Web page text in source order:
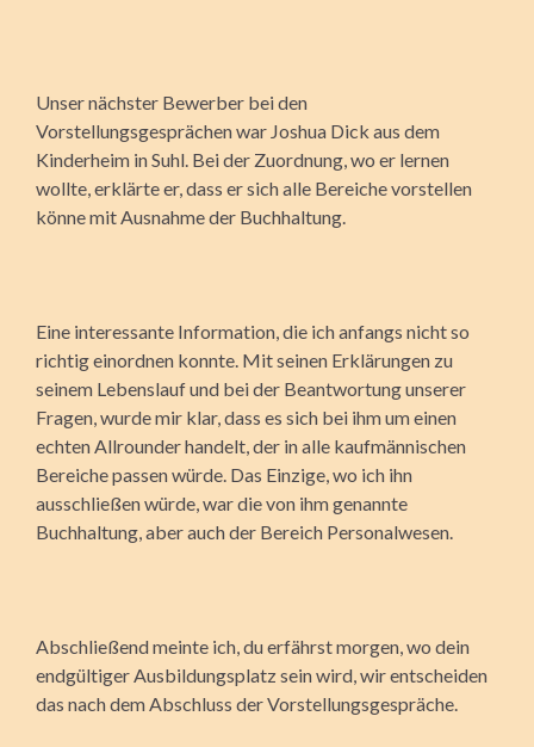
Unser nächster Bewerber bei den
Vorstellungsgesprächen war Joshua Dick aus dem
Kinderheim in Suhl. Bei der Zuordnung, wo er lernen
wollte, erklärte er, dass er sich alle Bereiche vorstellen
könne mit Ausnahme der Buchhaltung.
Eine interessante Information, die ich anfangs nicht so
richtig einordnen konnte. Mit seinen Erklärungen zu
seinem Lebenslauf und bei der Beantwortung unserer
Fragen, wurde mir klar, dass es sich bei ihm um einen
echten Allrounder handelt, der in alle kaufmännischen
Bereiche passen würde. Das Einzige, wo ich ihn
ausschließen würde, war die von ihm genannte
Buchhaltung, aber auch der Bereich Personalwesen.
Abschließend meinte ich, du erfährst morgen, wo dein
endgültiger Ausbildungsplatz sein wird, wir entscheiden
das nach dem Abschluss der Vorstellungsgespräche.